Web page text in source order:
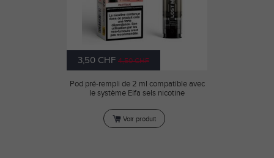
3,50 CHF 4,50 CHF
Pod pré-rempli de 2 ml compatible avec
le système Elfa sels nicotine
Voir produit